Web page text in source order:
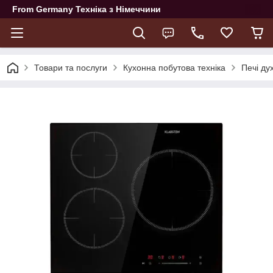
From Germany Техніка з Німеччини
Товари та послуги Кухонна побутова техніка Печі